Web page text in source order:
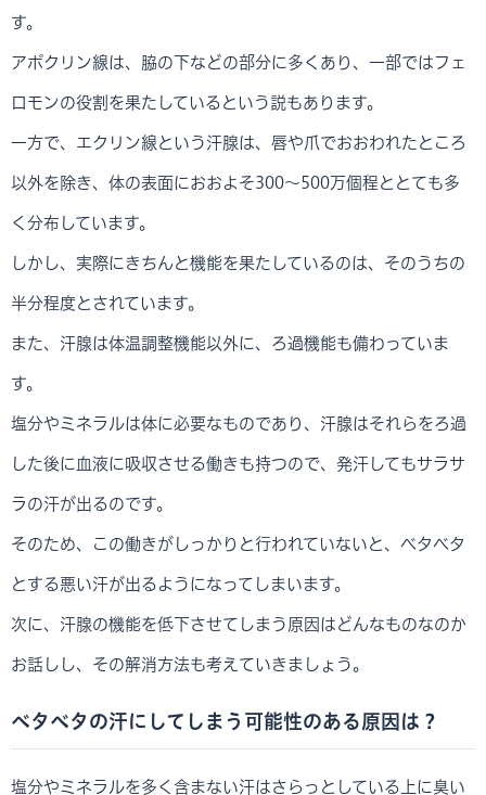
す。
アポクリン線は、脇の下などの部分に多くあり、一部ではフェ
ロモンの役割を果たしているという説もあります。
一方で、エクリン線という汗腺は、唇や爪でおおわれたところ
以外を除き、体の表面におおよそ300～500万個程ととても多
く分布しています。
しかし、実際にきちんと機能を果たしているのは、そのうちの
半分程度とされています。
また、汗腺は体温調整機能以外に、ろ過機能も備わっていま
す。
塩分やミネラルは体に必要なものであり、汗腺はそれらをろ過
した後に血液に吸収させる働きも持つので、発汗してもサラサ
ラの汗が出るのです。
そのため、この働きがしっかりと行われていないと、ベタベタ
とする悪い汗が出るようになってしまいます。
次に、汗腺の機能を低下させてしまう原因はどんなものなのか
お話しし、その解消方法も考えていきましょう。
ベタべタの汗にしてしまう可能性のある原因は？
塩分やミネラルを多く含まない汗はさらっとしている上に臭い